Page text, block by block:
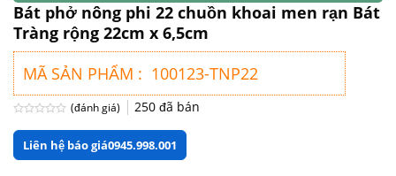
Bát phở nông phi 22 chuồn khoai men rạn Bát
Tràng rộng 22cm x 6,5cm
MÃ SẢN PHẨM : 100123-TNP22
xếp
hạng
0
(đánh giá) 250đã bán
Liên hệ báo giá0945.998.001